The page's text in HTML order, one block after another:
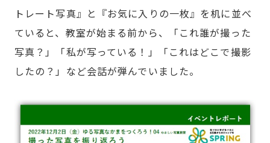
トレート写真』と『お気に入りの一枚』を机に並べ
ていると、教室が始まる前から、「これ誰が撮った
写真？」「私が写っている！」「これはどこで撮影
したの？」など会話が弾んでいました。